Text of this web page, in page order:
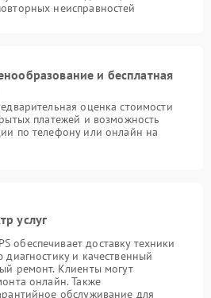
неисправностей
и бесплатная
оценка стоимости
платежей и возможность
по телефону или онлайн на
услуг
обеспечивает доставку техники
и качественный
ремонт. Клиенты могут
онлайн. Также
обслуживание для